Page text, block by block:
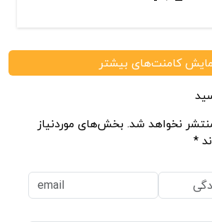
کامنت‌های بیشتر
نخواهد شد. بخش‌های موردنیاز
*